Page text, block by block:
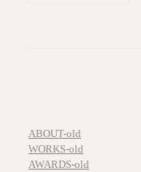
ABOUT-old
WORKS-old
AWARDS-old